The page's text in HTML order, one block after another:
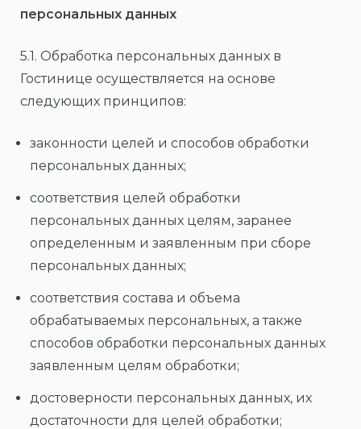
персональных данных
5.1. Обработка персональных данных в
Гостинице осуществляется на основе
следующих принципов:
законности целей и способов обработки
персональных данных;
соответствия целей обработки
персональных данных целям, заранее
определенным и заявленным при сборе
персональных данных;
соответствия состава и объема
обрабатываемых персональных, а также
способов обработки персональных данных
заявленным целям обработки;
достоверности персональных данных, их
достаточности для целей обработки;